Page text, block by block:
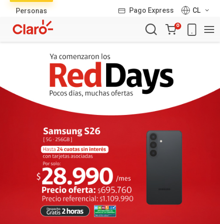
Personas Pago Express
CL
Carro
de
0
productos